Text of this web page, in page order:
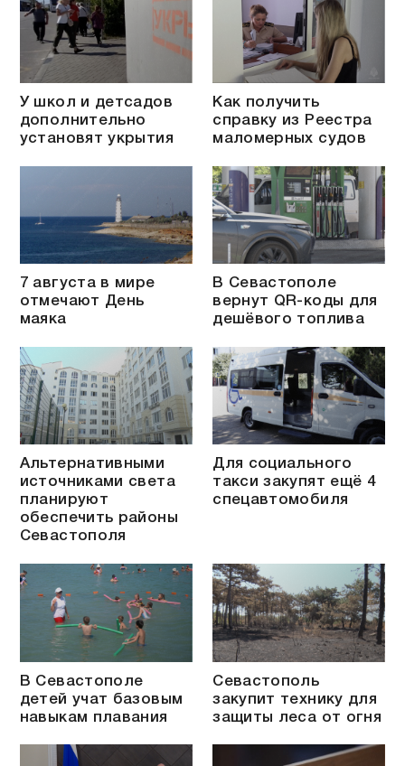
У школ и детсадов
дополнительно
установят укрытия
Как получить
справку из Реестра
маломерных судов
7 августа в мире
отмечают День
маяка
В Севастополе
вернут QR-коды для
дешёвого топлива
Альтернативными
источниками света
планируют
обеспечить районы
Севастополя
Для социального
такси закупят ещё 4
спецавтомобиля
В Севастополе
детей учат базовым
навыкам плавания
Севастополь
закупит технику для
защиты леса от огня